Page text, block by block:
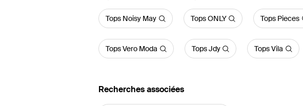
Tops Noisy May Tops ONLY Tops Pieces
Tops Vero Moda Tops Jdy Tops Vila
Recherches associées